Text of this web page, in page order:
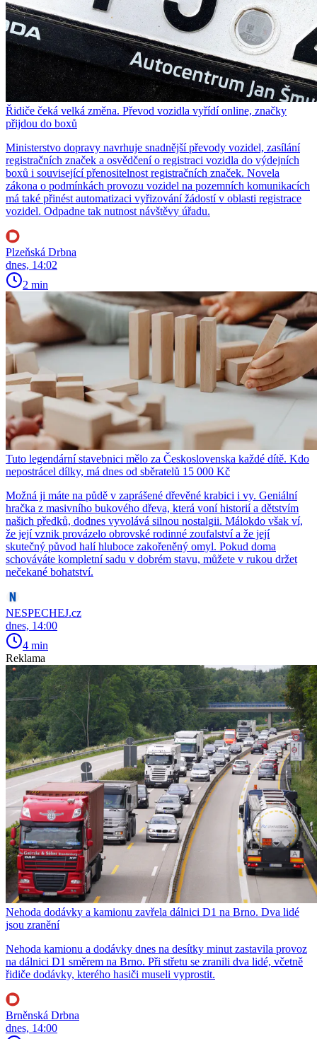
Řidiče čeká velká změna. Převod vozidla vyřídí online, značky
přijdou do boxů
Ministerstvo dopravy navrhuje snadnější převody vozidel, zasílání
registračních značek a osvědčení o registraci vozidla do výdejních
boxů i související přenositelnost registračních značek. Novela
zákona o podmínkách provozu vozidel na pozemních komunikacích
má také přinést automatizaci vyřizování žádostí v oblasti registrace
vozidel. Odpadne tak nutnost návštěvy úřadu.
Plzeňská Drbna
dnes, 14:02
2 min
Tuto legendární stavebnici mělo za Československa každé dítě. Kdo
nepostrácel dílky, má dnes od sběratelů 15 000 Kč
Možná ji máte na půdě v zaprášené dřevěné krabici i vy. Geniální
hračka z masivního bukového dřeva, která voní historií a dětstvím
našich předků, dodnes vyvolává silnou nostalgii. Málokdo však ví,
že její vznik provázelo obrovské rodinné zoufalství a že její
skutečný původ halí hluboce zakořeněný omyl. Pokud doma
schováváte kompletní sadu v dobrém stavu, můžete v rukou držet
nečekané bohatství.
NESPECHEJ.cz
dnes, 14:00
4 min
Reklama
Nehoda dodávky a kamionu zavřela dálnici D1 na Brno. Dva lidé
jsou zranění
Nehoda kamionu a dodávky dnes na desítky minut zastavila provoz
na dálnici D1 směrem na Brno. Při střetu se zranili dva lidé, včetně
řidiče dodávky, kterého hasiči museli vyprostit.
Brněnská Drbna
dnes, 14:00